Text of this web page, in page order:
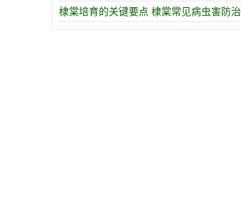
棣棠培育的关键要点 棣棠常见病虫害防治